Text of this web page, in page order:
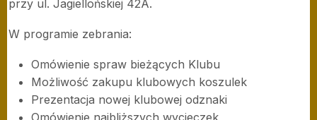
przy ul. Jagiellońskiej 42A.
W programie zebrania:
Omówienie spraw bieżących Klubu
Możliwość zakupu klubowych koszulek
Prezentacja nowej klubowej odznaki
Omówienie najbliższych wycieczek